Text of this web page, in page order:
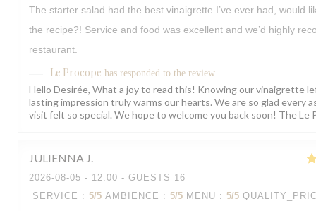
The starter salad had the best vinaigrette I’ve ever had, would
the recipe?! Service and food was excellent and we’d highly
restaurant.
Le Procope has responded to the review
Hello Desirée, What a joy to read this! Knowing our vinaigrette
lasting impression truly warms our hearts. We are so glad every
visit felt so special. We hope to welcome you back soon! The Le
JULIENNA J
2026-08-05 - 12:00 - GUESTS 16
SERVICE : 5/5 AMBIENCE : 5/5 MENU : 5/5